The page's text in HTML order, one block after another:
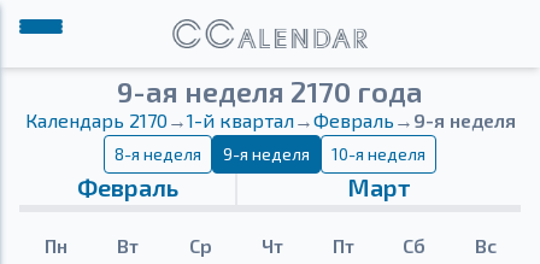
9-ая неделя 2170 года
Календарь 2170→1-й квартал→Февраль → 9-я неделя
8-я неделя 9-я неделя 10-я неделя
Февраль Март
Пн Вт Ср Чт Пт Сб Вс